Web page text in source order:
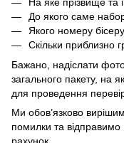
До якого саме
Якого номеру
Скільки приблизно
Бажано, надіслати
загального пакету, на
для проведення
Ми обов’язково
помилки та